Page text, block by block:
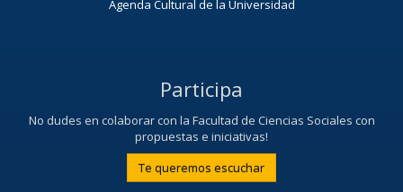
Agenda Cultural de la Universidad
Participa
No dudes en colaborar con la Facultad de Ciencias Sociales con
propuestas e iniciativas!
Te queremos escuchar